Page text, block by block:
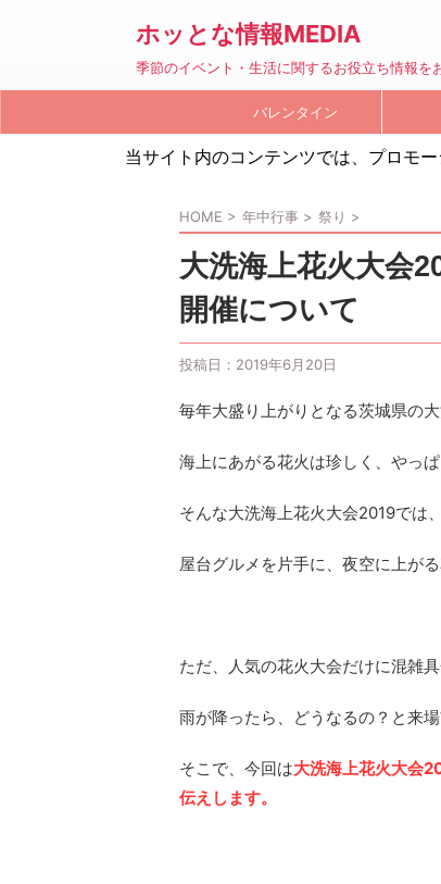
ホッとな情報MEDIA
季節のイベント・生活に関するお役立ち情報を
バレンタイン
当サイト内のコンテンツでは、プロモ
HOME > 年中行事 > 祭り >
大洗海上花火大会
開催について
投稿日： 2019年6月20日
毎年大盛り上がりとなる茨城県の大
海上にあがる花火は珍しく、やっ
そんな大洗海上花火大会2019では
屋台グルメを片手に、夜空に上が
ただ、人気の花火大会だけに混雑
雨が降ったら、どうなるの？と来
そこで、今回は大洗海上花火大会
伝えします。